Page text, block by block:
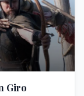
Giro